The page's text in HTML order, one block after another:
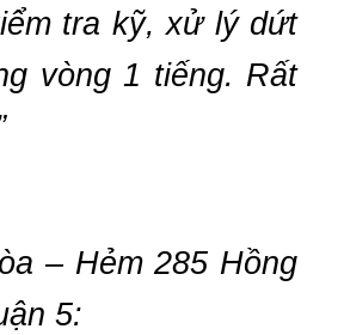
tra kỹ, xử lý dứt
vòng 1 tiếng. Rất
– Hẻm 285 Hồng
5: